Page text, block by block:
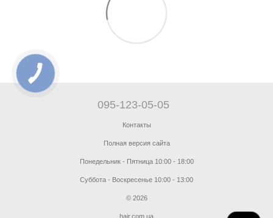
095-123-05-05
Контакты
Полная версия сайта
Понедельник - Пятница 10:00 - 18:00
Суббота - Воскресенье 10:00 - 13:00
© 2026
hair.com.ua